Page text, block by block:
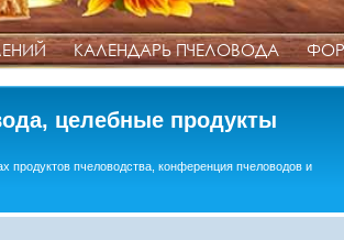
КАЛЕНДАРЬ ПЧЕЛОВОДА
целебные продукты
продуктов пчеловодства, конференция пчеловодов и